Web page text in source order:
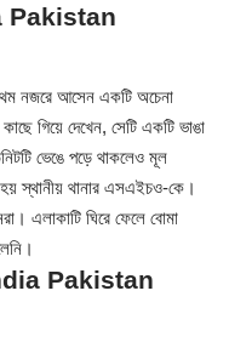
Pakistan
নজরে আসেন একটি অচেনা
কাছে গিয়ে দেখেন, সেটি একটি ভাঙা
ভেঙে পড়ে থাকলেও মূল
স্থানীয় থানার এসএইচও-কে।
এলাকাটি ঘিরে ফেলে বোমা
Pakistan